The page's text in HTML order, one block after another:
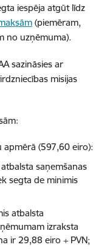
iespēja atgūt līdz
(piemēram,
no uzņēmuma).
sazināsies ar
misijas
apmērā (597,60 eiro):
saņemšanas
segta de minimis
atbalsta
izraksta
ir 29,88 eiro + PVN;